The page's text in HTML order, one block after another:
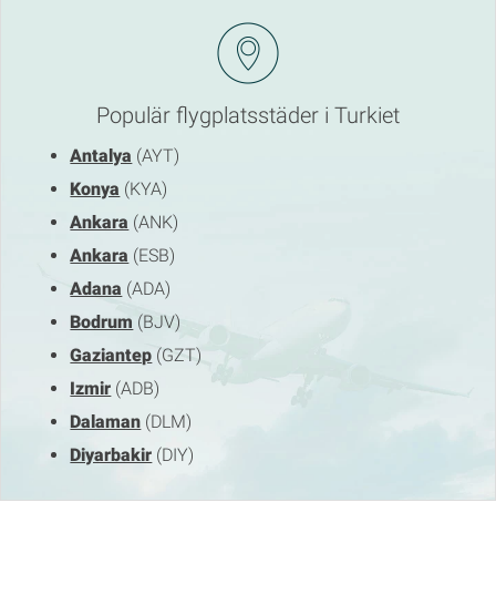
Populär flygplatsstäder i Turkiet
Antalya (AYT)
Konya (KYA)
Ankara (ANK)
Ankara (ESB)
Adana (ADA)
Bodrum (BJV)
Gaziantep (GZT)
Izmir (ADB)
Dalaman (DLM)
Diyarbakir (DIY)